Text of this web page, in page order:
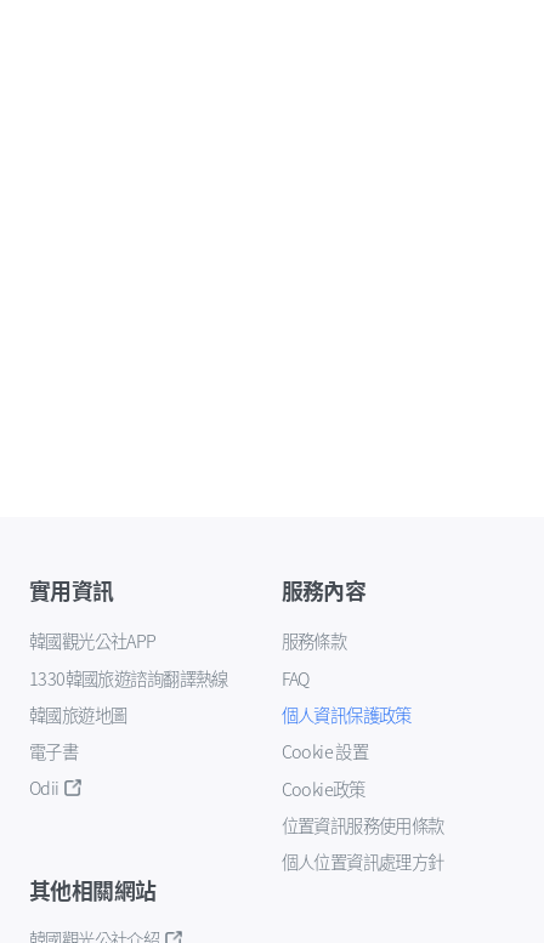
實用資訊
韓國觀光公社APP
1330韓國旅遊諮詢翻譯熱線
韓國旅遊地圖
電子書
Odii
服務內容
服務條款
FAQ
個人資訊保護政策
Cookie 設置
Cookie政策
位置資訊服務使用條款
個人位置資訊處理方針
其他相關網站